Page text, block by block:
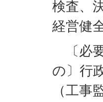
検査、
経営健
〔必
の〕行
（工事